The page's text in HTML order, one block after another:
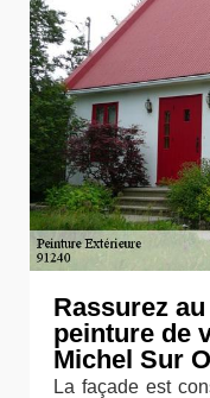
Rassurez
peinture de
Michel Sur
La façade est